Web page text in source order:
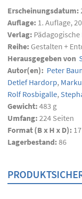
Erscheinungsdatum:
Auflage: 1. Auflage,
Verlag:
Reihe: Gestalten +
Herausgegeben von
Autor(en): Peter
Detlef Hardorp,
Rolf Rosbigalle,
Gewicht: 483 g
Umfang: 224 Seiten
Format (B x H x D):
Lagerbestand: 86